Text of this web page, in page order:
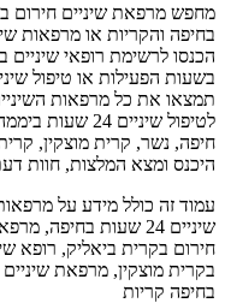
מרפאת שיניים חירום
לרשימת רופאי שיניים
את כל מרפאות השיניים
לטיפול שיניים 24
נשר, קרית מוצקין, קרית
ומצא המלצות, חוות דעת
בקרית ביאליק, רופא
מוצקין, מרפאת שיניים
קריות